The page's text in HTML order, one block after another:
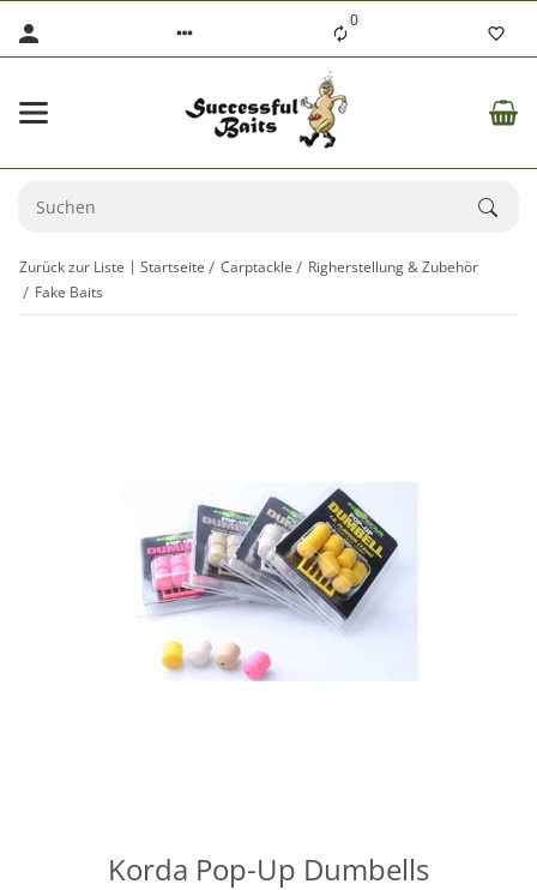
0
Zurück zur Liste Startseite Carptackle
Righerstellung & Zubehör
Fake Baits
Korda Pop-Up Dumbells